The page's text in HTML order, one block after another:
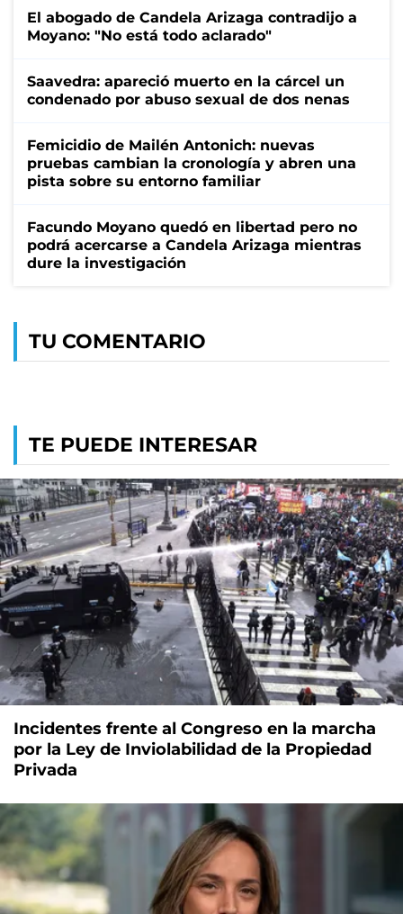
El abogado de Candela Arizaga contradijo a
Moyano: "No está todo aclarado"
Saavedra: apareció muerto en la cárcel un
condenado por abuso sexual de dos nenas
Femicidio de Mailén Antonich: nuevas
pruebas cambian la cronología y abren una
pista sobre su entorno familiar
Facundo Moyano quedó en libertad pero no
podrá acercarse a Candela Arizaga mientras
dure la investigación
TU COMENTARIO
TE PUEDE INTERESAR
Incidentes frente al Congreso en la marcha
por la Ley de Inviolabilidad de la Propiedad
Privada